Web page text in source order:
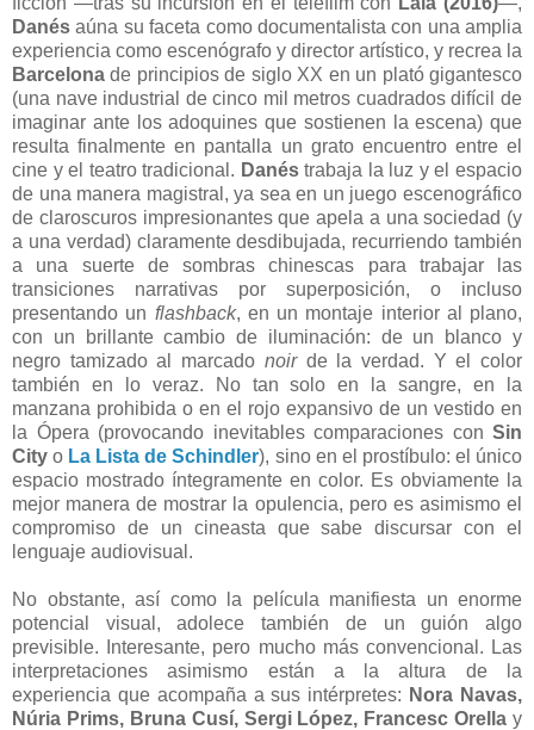
Danés aúna su faceta como documentalista con una amplia
experiencia como escenógrafo y director artístico, y recrea la
Barcelona de principios de siglo XX en un plató gigantesco
(una nave industrial de cinco mil metros cuadrados difícil de
imaginar ante los adoquines que sostienen la escena) que
resulta finalmente en pantalla un grato encuentro entre el
cine y el teatro tradicional. Danéstrabaja la luz y el espacio
de una manera magistral, ya sea en un juego escenográfico
de claroscuros impresionantes que apela a una sociedad (y
a una verdad) claramente desdibujada, recurriendo también
a una suerte de sombras chinescas para trabajar las
transiciones narrativas por superposición, o incluso
presentando un flashback, en un montaje interior al plano,
con un brillante cambio de iluminación: de un blanco y
negro tamizado al marcado noir de la verdad. Y el color
también en lo veraz. No tan solo en la sangre, en la
manzana prohibida o en el rojo expansivo de un vestido en
la Ópera (provocando inevitables comparaciones con Sin
City o La Lista de Schindler), sino en el prostíbulo: el único
espacio mostrado íntegramente en color. Es obviamente la
mejor manera de mostrar la opulencia, pero es asimismo el
compromiso de un cineasta que sabe discursar con el
lenguaje audiovisual.
No obstante, así como la película manifiesta un enorme
potencial visual, adolece también de un guión algo
previsible. Interesante, pero mucho más convencional. Las
interpretaciones asimismo están a la altura de la
experiencia que acompaña a sus intérpretes: Nora Navas,
Núria Prims, Bruna Cusí, Sergi López, Francesc Orella y